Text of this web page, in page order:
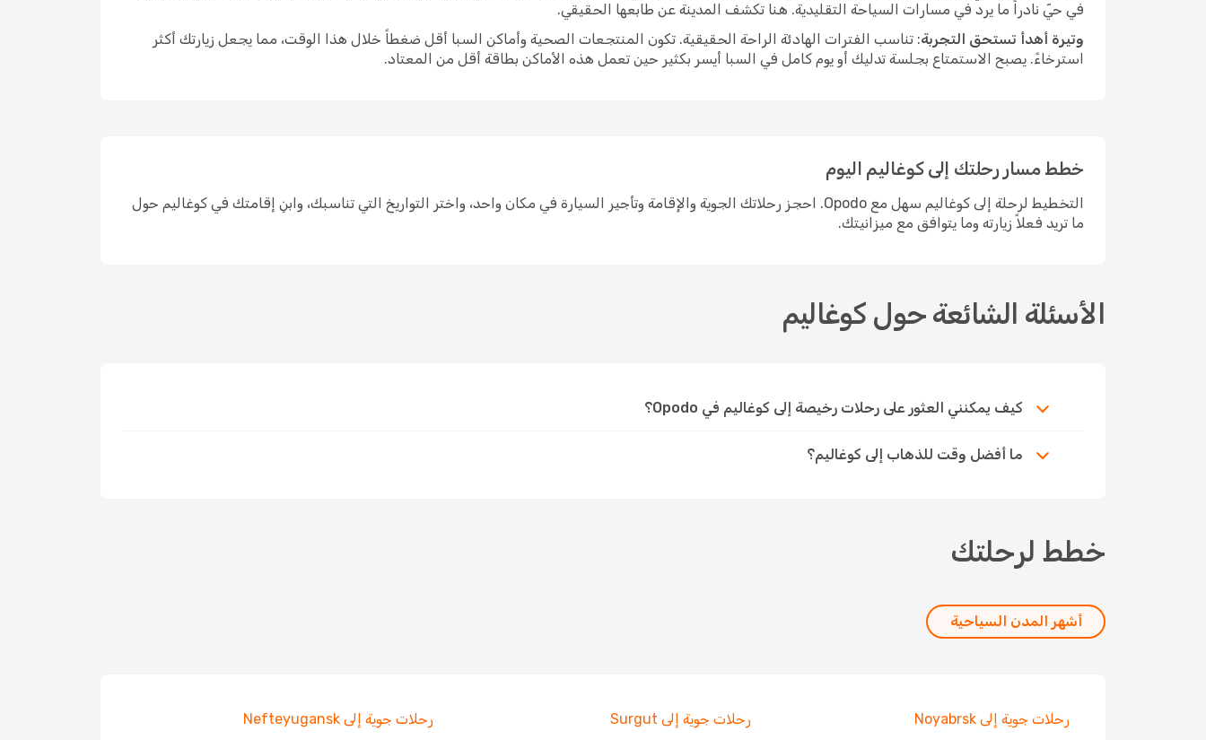
في حيّ نادراً ما يرد في مسارات السياحة التقليدية. هنا تكشف المدينة عن طابعها الحقيقي.
وتيرة أهدأ تستحق التجربة: تناسب الفترات الهادئة الراحة الحقيقية. تكون المنتجعات الصحية وأماكن السبا أقل ضغطاً خلال هذا الوقت، مما يجعل زيارتك أكثر
استرخاءً. يصبح الاستمتاع بجلسة تدليك أو يوم كامل في السبا أيسر بكثير حين تعمل هذه الأماكن بطاقة أقل من المعتاد.
خطط مسار رحلتك إلى كوغاليم اليوم
التخطيط لرحلة إلى كوغاليم سهل مع Opodo. احجز رحلاتك الجوية والإقامة وتأجير السيارة في مكان واحد، واختر التواريخ التي تناسبك، وابنِ إقامتك في كوغاليم حول
ما تريد فعلاً زيارته وما يتوافق مع ميزانيتك.
الأسئلة الشائعة حول كوغاليم
كيف يمكنني العثور على رحلات رخيصة إلى كوغاليم في Opodo؟
ما أفضل وقت للذهاب إلى كوغاليم؟
خطط لرحلتك
أشهر المدن السياحية
رحلات جوية إلى Noyabrsk رحلات جوية إلى Surgut رحلات جوية إلى Nefteyugansk